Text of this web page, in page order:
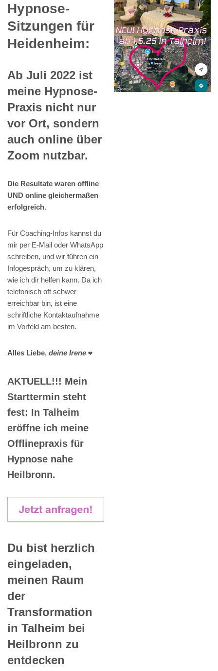
Hypnose-
Sitzungen für
Heidenheim:
Ab Juli 2022 ist
meine Hypnose-
Praxis nicht nur
vor Ort, sondern
auch online über
Zoom nutzbar.
Die Resultate waren offline
UND online gleichermaßen
erfolgreich.
Für Coaching-Infos kannst du
mir per E-Mail oder WhatsApp
schreiben, und wir führen ein
Infogespräch, um zu klären,
wie ich dir helfen kann. Da ich
telefonisch oft schwer
erreichbar bin, ist eine
schriftliche Kontaktaufnahme
im Vorfeld am besten.
Alles Liebe, deine Irene ❤️
AKTUELL!!! Mein
Starttermin steht
fest: In Talheim
eröffne ich meine
Offlinepraxis für
Hypnose nahe
Heilbronn.
Du bist herzlich
eingeladen,
meinen Raum
der
Transformation
in Talheim bei
Heilbronn zu
entdecken